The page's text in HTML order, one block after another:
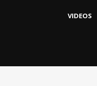
VIDEOS